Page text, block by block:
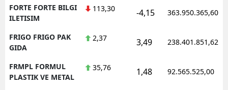
FORTE FORTE BILGI
ILETISIM
113,30 -4,15 363.950.365,60
FRIGO FRIGO PAK
GIDA
2,37 3,49 238.401.851,62
FRMPL FORMUL
PLASTIK VE METAL
35,76 1,48 92.565.525,00